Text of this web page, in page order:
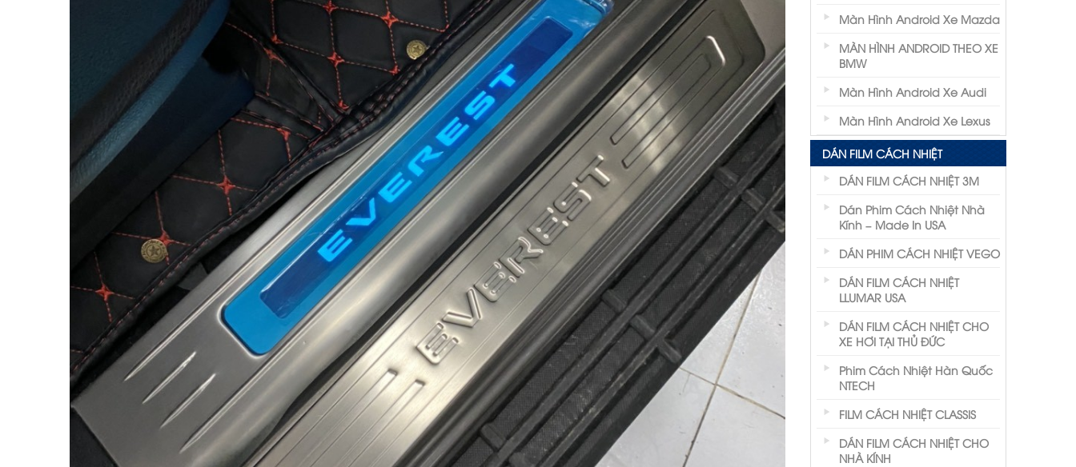
Màn Hình Android Xe Mazda
MÀN HÌNH ANDROID THEO XE
BMW
Màn Hình Android Xe Audi
Màn Hình Android Xe Lexus
DÁN FILM CÁCH NHIỆT
DÁN FILM CÁCH NHIỆT 3M
Dán Phim Cách Nhiệt Nhà
Kính – Made In USA
DÁN PHIM CÁCH NHIỆT VEGO
DÁN FILM CÁCH NHIỆT
LLUMAR USA
DÁN FILM CÁCH NHIỆT CHO
XE HƠI TẠI THỦ ĐỨC
Phim Cách Nhiệt Hàn Quốc
NTECH
FILM CÁCH NHIỆT CLASSIS
DÁN FILM CÁCH NHIỆT CHO
NHÀ KÍNH